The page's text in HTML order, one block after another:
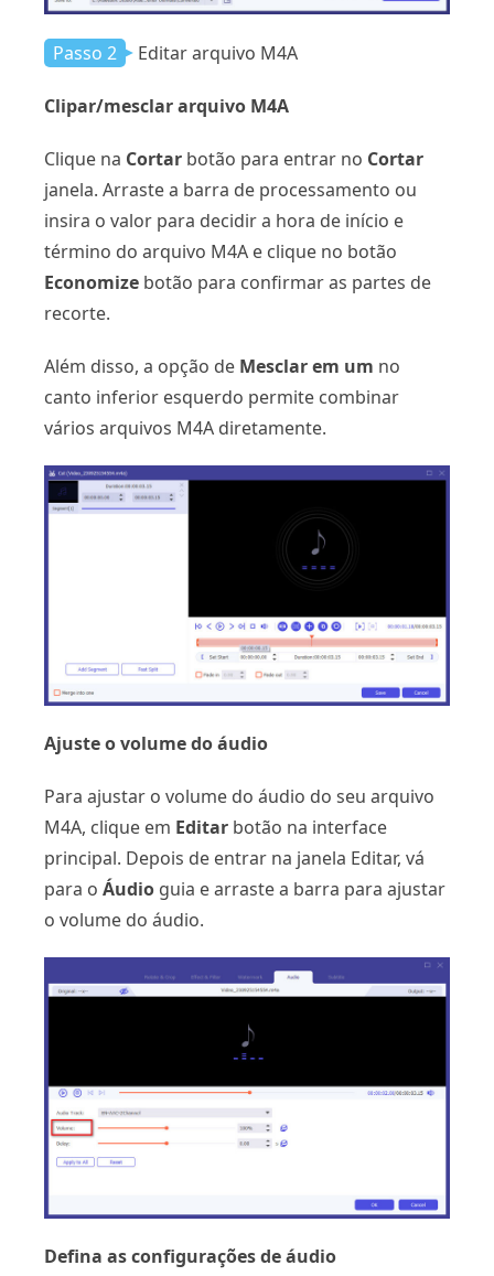
Passo 2 Editar arquivo M4A
Clipar/mesclar arquivo M4A
Clique na Cortar botão para entrar no Cortar
janela. Arraste a barra de processamento ou
insira o valor para decidir a hora de início e
término do arquivo M4A e clique no botão
Economize botão para confirmar as partes de
recorte.
Além disso, a opção de Mesclar em um no
canto inferior esquerdo permite combinar
vários arquivos M4A diretamente.
Ajuste o volume do áudio
Para ajustar o volume do áudio do seu arquivo
M4A, clique em Editar botão na interface
principal. Depois de entrar na janela Editar, vá
para o Áudio guia e arraste a barra para ajustar
o volume do áudio.
Defina as configurações de áudio